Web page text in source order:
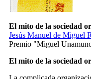
El mito de la sociedad
Jesús Manuel de Miguel
Premio "Miguel
El mito de la sociedad